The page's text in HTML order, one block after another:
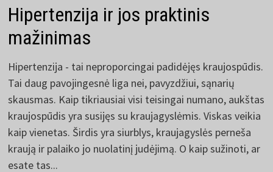
Hipertenzija ir jos praktinis
mažinimas
Hipertenzija - tai neproporcingai padidėjęs kraujospūdis.
Tai daug pavojingesnė liga nei, pavyzdžiui, sąnarių
skausmas. Kaip tikriausiai visi teisingai numano, aukštas
kraujospūdis yra susijęs su kraujagyslėmis. Viskas veikia
kaip vienetas. Širdis yra siurblys, kraujagyslės perneša
kraują ir palaiko jo nuolatinį judėjimą. O kaip sužinoti, ar
esate tas...